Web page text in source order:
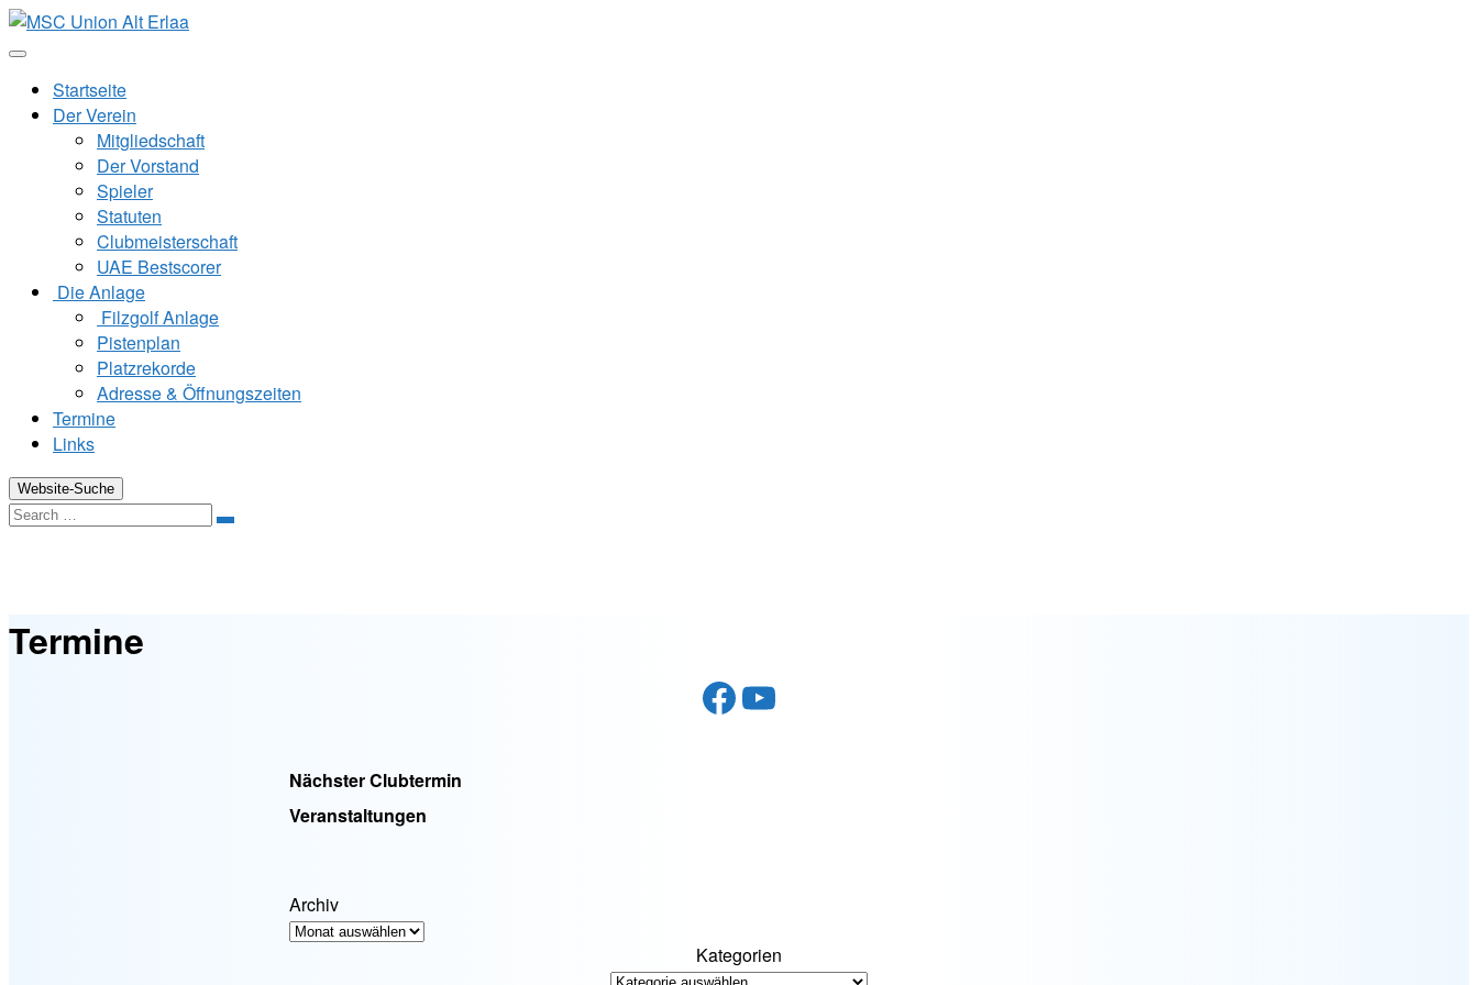
Zum
Inhalt
Startseite
Der Verein
Mitgliedschaft
Der Vorstand
Spieler
Statuten
Clubmeisterschaft
UAE Bestscorer
Die Anlage
Filzgolf Anlage
Pistenplan
Platzrekorde
Adresse & Öffnungszeiten
Termine
Links
Website-Suche
Search
Termine
Facebook
YouTube
Nächster Clubtermin
Veranstaltungen
Archiv
Kategorien